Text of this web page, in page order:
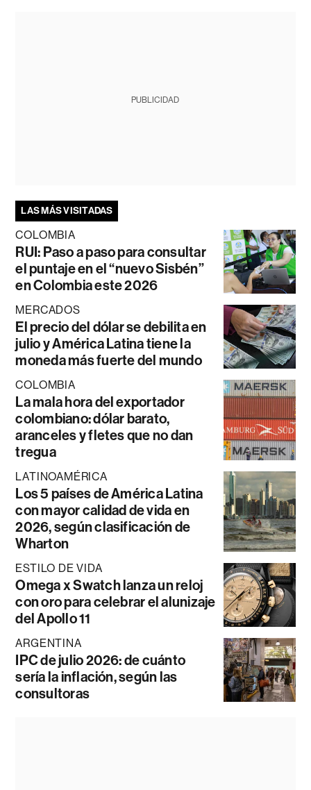
PUBLICIDAD
LAS MÁS VISITADAS
COLOMBIA
RUI: Paso a paso para consultar
el puntaje en el “nuevo Sisbén”
en Colombia este 2026
MERCADOS
El precio del dólar se debilita en
julio y América Latina tiene la
moneda más fuerte del mundo
COLOMBIA
La mala hora del exportador
colombiano: dólar barato,
aranceles y fletes que no dan
tregua
LATINOAMÉRICA
Los 5 países de América Latina
con mayor calidad de vida en
2026, según clasificación de
Wharton
ESTILO DE VIDA
Omega x Swatch lanza un reloj
con oro para celebrar el alunizaje
del Apollo 11
ARGENTINA
IPC de julio 2026: de cuánto
sería la inflación, según las
consultoras